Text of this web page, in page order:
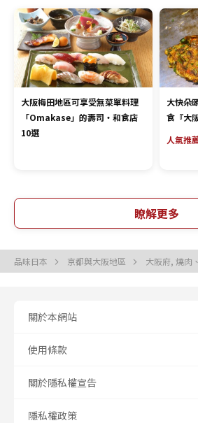
大阪梅田地區可享受無菜單料理
「Omakase」的壽司・和食店
10選
大快朵
食『大
人氣推
瞭解更多
品味日本 京都與大阪地區 大阪府, 燒肉
關於本網站
使用條款
關於隱私權宣告
隱私權政策